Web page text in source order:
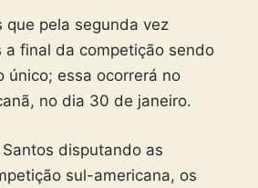
que pela segunda vez
a final da competição sendo
único; essa ocorrerá no
no dia 30 de janeiro.
disputando as
sul-americana, os